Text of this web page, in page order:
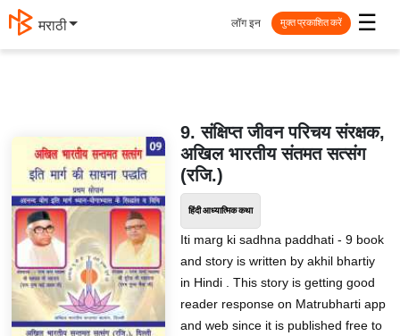
मराठी ☰
लॉग इन मुक्त प्रकाशित करें
9. संक्षिप्त जीवन परिचय संरक्षक,
अखिल भारतीय संतमत सत्संग
(रजि.)
हिंदी आध्यात्मिक कथा
Iti marg ki sadhna paddhati - 9 book
and story is written by akhil bhartiy
in Hindi . This story is getting good
reader response on Matrubharti app
and web since it is published free to